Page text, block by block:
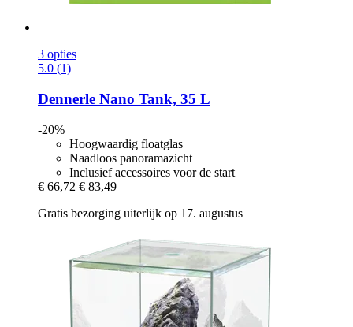
3 opties
5.0 (1)
Dennerle Nano Tank, 35 L
-20%
Hoogwaardig floatglas
Naadloos panoramazicht
Inclusief accessoires voor de start
€ 66,72 € 83,49
Gratis bezorging uiterlijk op 17. augustus